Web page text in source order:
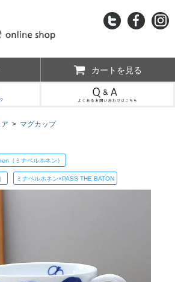
カートを見る
> マグカップ
（ミナペルホネン）
ミナペルホネン×PASS THE BATON